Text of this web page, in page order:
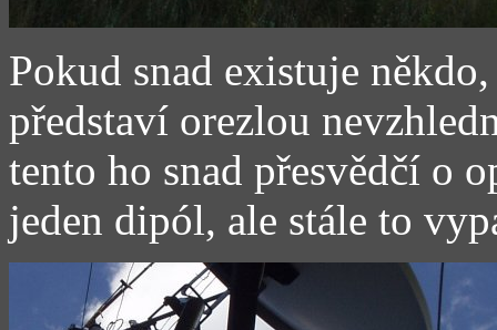
Pokud snad existuje
představí orezlou
tento ho snad přesvědčí o
jeden dipól, ale stále to